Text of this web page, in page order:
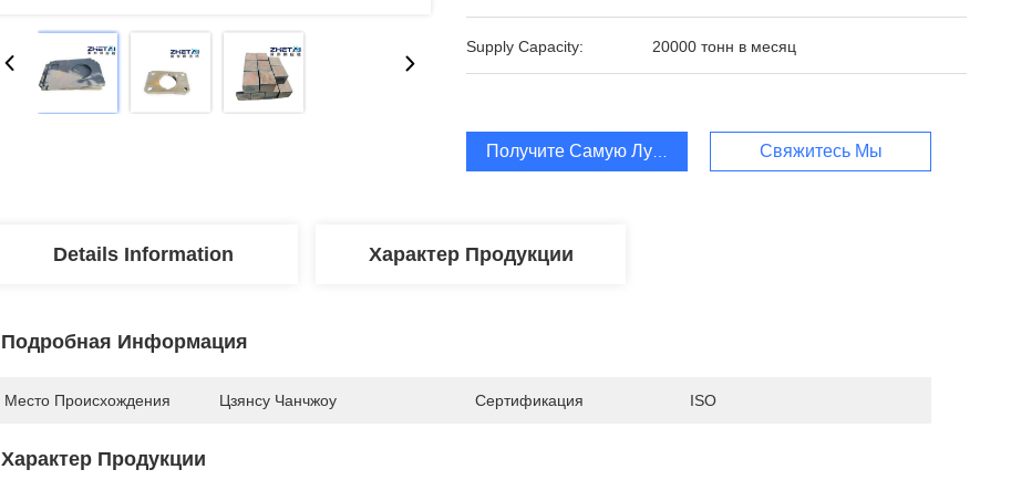
Supply Capacity: 20000 тонн в месяц
Получите Самую Лучшую Цену Свяжитесь Мы
Details Information Характер Продукции
Подробная Информация
Место Происхождения Цзянсу Чанчжоу Сертификация ISO
Характер Продукции